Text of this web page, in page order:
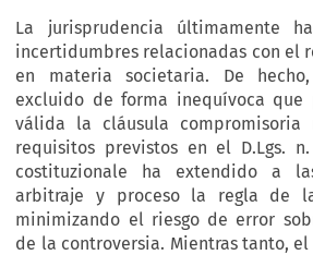
La jurisprudencia últimamente
incertidumbres relacionadas con el
en materia societaria. De
excluido de forma inequívoca que
válida la cláusula
requisitos previstos en el D.Lgs.
costituzionale ha extendido a
arbitraje y proceso la regla de
minimizando el riesgo de error
de la controversia. Mientras tanto, el